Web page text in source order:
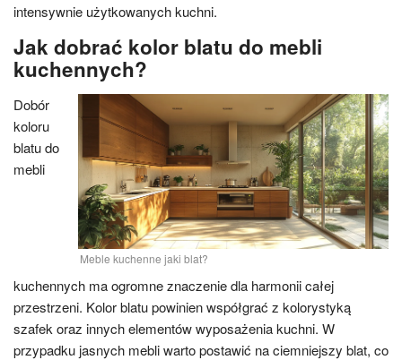
intensywnie użytkowanych kuchni.
Jak dobrać kolor blatu do mebli
kuchennych?
Meble kuchenne jaki blat?
Dobór
koloru
blatu do
mebli
kuchennych ma ogromne znaczenie dla harmonii całej
przestrzeni. Kolor blatu powinien współgrać z kolorystyką
szafek oraz innych elementów wyposażenia kuchni. W
przypadku jasnych mebli warto postawić na ciemniejszy blat, co